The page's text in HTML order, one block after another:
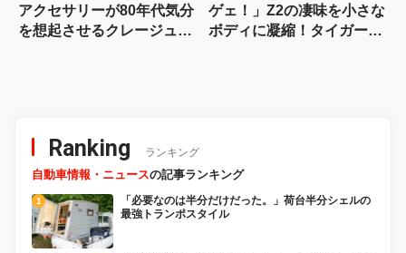
アクセサリーが80年代気分
を想起させるクレージュタ
ゲェ！」Z2の凄味を小さな
ボディに凝縮！タイガーラ
Ranking ランキング
自動車情報・ニュースの記事ランキング
「必要なのは半分だけだった。」荷台半分シェルの
最強トランポスタイル